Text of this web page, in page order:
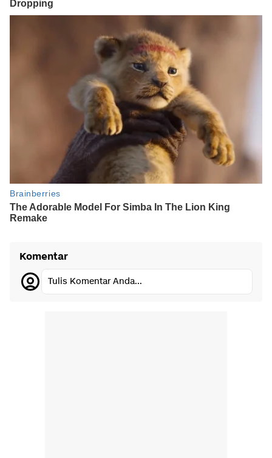
Komentar
Tulis Komentar Anda...